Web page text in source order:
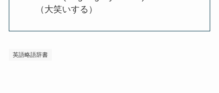
（大笑いする）
英語略語辞書